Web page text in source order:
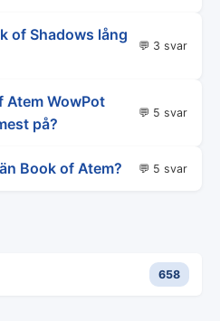
of Shadows lång
💬 3 svar
Atem WowPot
på?
💬 5 svar
Book of Atem? 💬 5 svar
658